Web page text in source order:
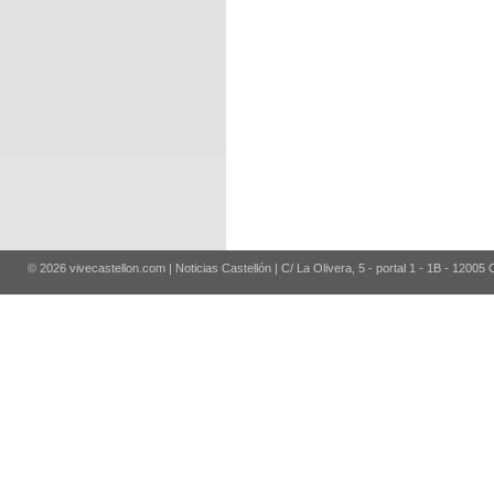
© 2026 vivecastellon.com | Noticias Castellón | C/ La Olivera, 5 - portal 1 - 1B - 12005